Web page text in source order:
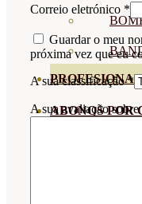
ABONOS POR
Correio eletrónico *
Guardar o meu
próxima vez que eu
A sua classificação*
A sua avaliação